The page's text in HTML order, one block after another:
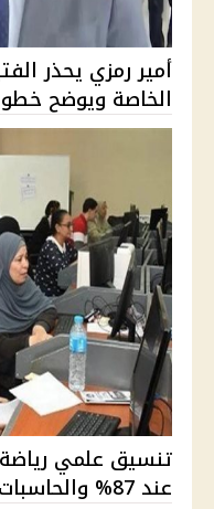
أمير رمزي يحذر
الخاصة ويوضح
عند 87% والحاسبات 83% وأماكن بال...